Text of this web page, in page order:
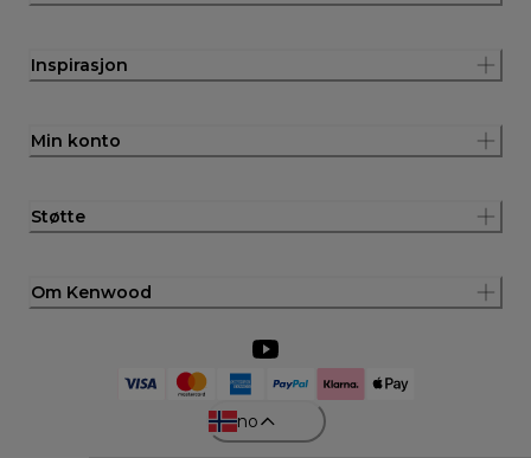
Inspirasjon
Min konto
Støtte
Om Kenwood
no